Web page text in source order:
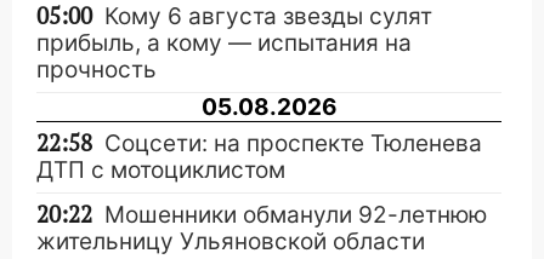
05:00 Кому 6 августа звезды сулят
прибыль, а кому — испытания на
прочность
05.08.2026
22:58 Соцсети: на проспекте Тюленева
ДТП с мотоциклистом
20:22 Мошенники обманули 92-летнюю
жительницу Ульяновской области